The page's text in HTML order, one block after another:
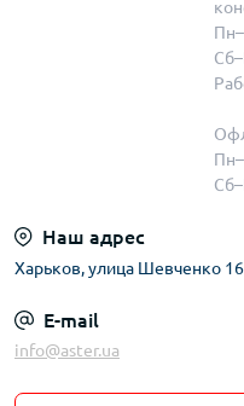
Наш адрес
Харьков, улица Шевченко
E-mail
info@aster.ua